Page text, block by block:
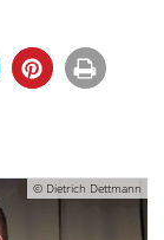
© Dietrich Dettmann